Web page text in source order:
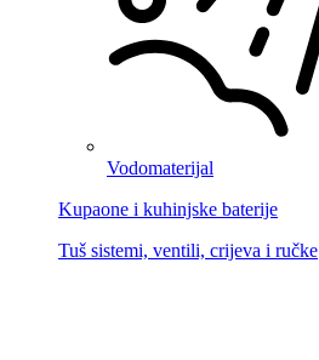
Vodomaterijal
Kupaone i kuhinjske baterije
Tuš sistemi, ventili, crijeva i ručke